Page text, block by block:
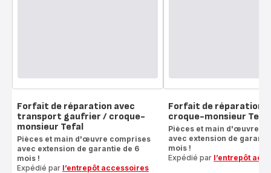
Forfait de réparation avec
transport gaufrier / croque-
monsieur Tefal
Pièces et main d'œuvre comprises
avec extension de garantie de 6
mois !
Expédié par l’entrepôt accessoires
Forfait de réparation
croque-monsieur Tefal
Pièces et main d'œuvre
avec extension de
mois !
Expédié par l’entrepôt